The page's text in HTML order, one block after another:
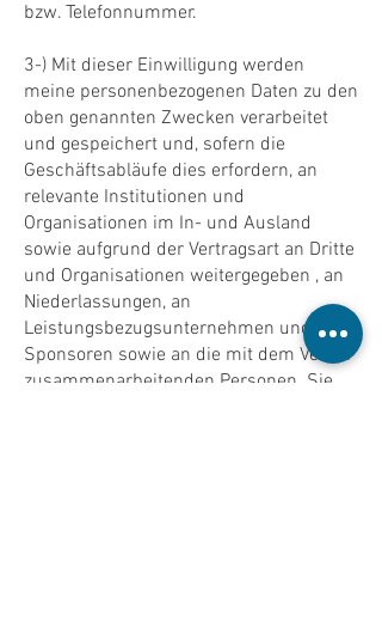
bzw. Telefonnummer.
3-) Mit dieser Einwilligung werden
meine personenbezogenen Daten zu den
oben genannten Zwecken verarbeitet
und gespeichert und, sofern die
Geschäftsabläufe dies erfordern, an
relevante Institutionen und
Organisationen im In- und Ausland
sowie aufgrund der Vertragsart an Dritte
und Organisationen weitergegeben , an
Niederlassungen, an
Leistungsbezugsunternehmen und
Sponsoren sowie an die mit dem Verein
zusammenarbeitenden Personen. Sie